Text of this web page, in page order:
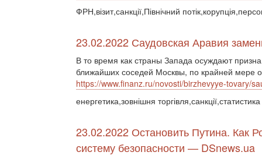
ФРН,візит,санкції,Північний
23.02.2022 Саудовская Аравия
В то время как страны Запада осуждают
ближайших соседей Москвы, по крайней мере
https://www.finanz.ru/novosti/birzhevyye-tovary/
енергетика,зовнішня торгівля,санкції,статистика
23.02.2022 Остановить Путина. Как
систему безопасности — DSnews.ua